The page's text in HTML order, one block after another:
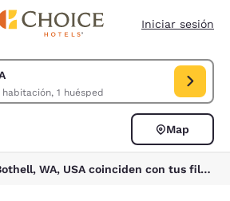
Iniciar sesión
1 habitación, 1 huésped
Bothell, WA, USA. Fecha de entrada ago 09,
Map
2 hoteles cerca de Bothell, WA, USA coinciden con tus filtros